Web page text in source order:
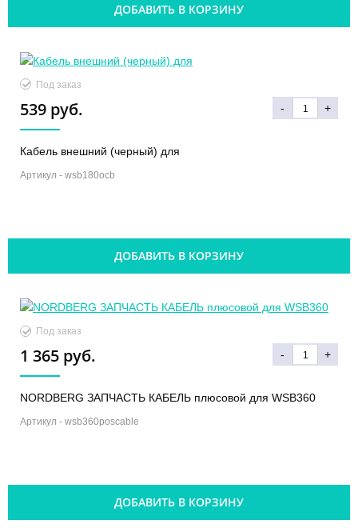
ДОБАВИТЬ В КОРЗИНУ
Под заказ
539 руб. - +
Кабель внешний (черный) для
Артикул - wsb180ocb
ДОБАВИТЬ В КОРЗИНУ
Под заказ
1 365 руб. - +
NORDBERG ЗАПЧАСТЬ КАБЕЛЬ плюсовой для WSB360
Артикул - wsb360poscable
ДОБАВИТЬ В КОРЗИНУ